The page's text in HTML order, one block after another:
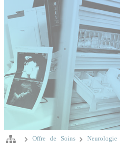
Offre de Soins Neurologie